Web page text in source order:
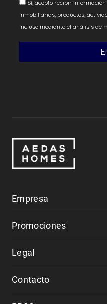
Empresa
Promociones
Legal
Contacto